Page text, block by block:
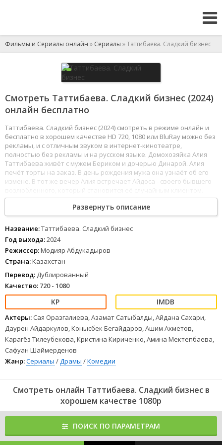
Фильмы и Сериалы онлайн » Сериалы » Таттибаева. Сладкий бизнес
Смотреть Таттибаева. Сладкий бизнес (2024)
онлайн бесплатно
Таттибаева. Сладкий бизнес (2024) смотреть в режиме онлайн и
бесплатно в хорошем качестве HD 720, 1080 или BluRay можно без
рекламы, и с отличным звуком в интернет-кинотеатре,
полностью без рекламы и на русском языке. Домохозяйка Алия
Таттибаева живёт с мужем Бериком и дочерью Динарой. Алия
печёт торты на заказ. В день рождения мужа она узнаёт об его
измене. В тот же вечер Алия встречает Айдоса - своего бывшего
В подавленном состоянии, будучи пьяной, она остаётся на ночь
в гостинице и ошибочно полагает, что между ней и Айдосом
что‑то произошло, хотя этого не было.
Алия выгоняет мужа и остаётся без средств к существованию.
Ей помогают сестра Салтанат, юрист Дархан, который
испытывает к Салтанат сильные чувства, и отец Жекен. Алия
решает превратить выпечку в источник дохода. Однако путь
к независимости и новой жизни оказывается не таким сладким,
как ее торты.
12 34 5 6 78
Развернуть описание
Название:Таттибаева. Сладкий бизнес
Год выхода:2024
Режиссер:Модияр Абдукадыров
Страна:Казахстан
Перевод: Дублированный
Качество: 720 - 1080
Актеры: Сая Оразгалиева, Азамат Сатыбалды, Айдана Сахари,
Даурен Айдаркулов, Конысбек Бегайдаров, Ашим Ахметов,
Карагёз Тилеубекова, Кристина Кириченко, Амина Мектепбаева,
Сафуан Шаймерденов
Жанр:Сериалы /Драмы /Комедии
Смотреть онлайн Таттибаева. Сладкий бизнес в
хорошем качестве 1080p
ПОИСК ПО ПАРАМЕТРАМ